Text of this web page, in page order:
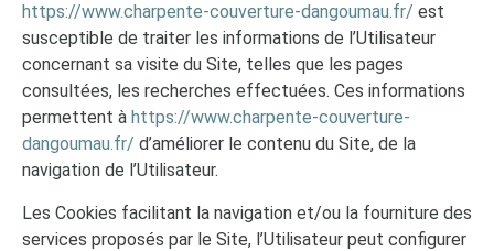
https://www.charpente-couverture-dangoumau.fr/ est
susceptible de traiter les informations de l’Utilisateur
concernant sa visite du Site, telles que les pages
consultées, les recherches effectuées. Ces informations
permettent à https://www.charpente-couverture-
dangoumau.fr/ d’améliorer le contenu du Site, de la
navigation de l’Utilisateur.
Les Cookies facilitant la navigation et/ou la fourniture des
services proposés par le Site, l’Utilisateur peut configurer